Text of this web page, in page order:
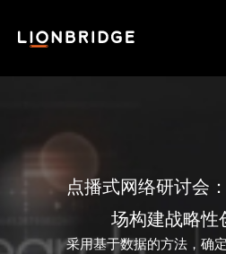
点播式网络研讨会
场构建战略性
采用基于数据的方法，确